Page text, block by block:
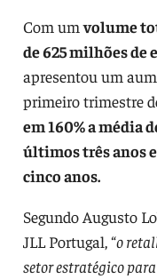
Com umvolume
de 625 milhões de
apresentou um
primeiro trimestre
em 160% a média
últimos três anos
cinco anos.
Segundo Augusto
JLL Portugal, “o
setor estratégico